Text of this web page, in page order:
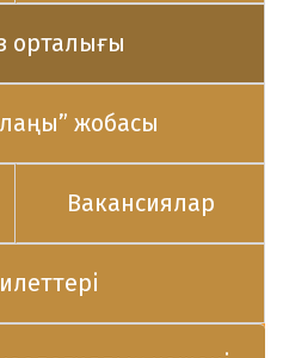
орталығы
жобасы
Вакансиялар